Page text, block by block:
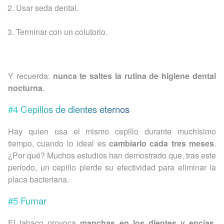
Usar seda dental.
Terminar con un colutorio.
Y recuerda: nunca te saltes la rutina de higiene dental
nocturna.
#4 Cepillos de dientes eternos
Hay quien usa el mismo cepillo durante muchísimo
tiempo, cuando lo ideal es cambiarlo cada tres meses.
¿Por qué? Muchos estudios han demostrado que, tras este
período, un cepillo pierde su efectividad para eliminar la
placa bacteriana.
#5 Fumar